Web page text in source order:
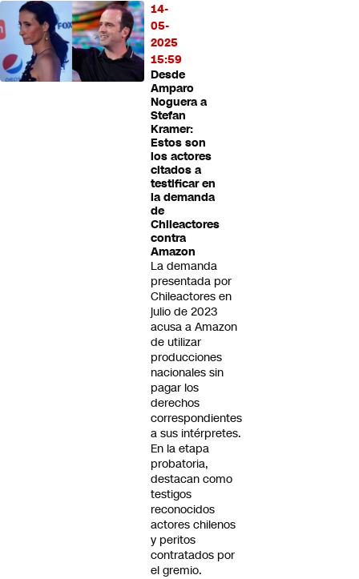
14-
05-
2025
15:59
Desde
Amparo
Noguera a
Stefan
Kramer:
Estos son
los actores
citados a
testificar en
la demanda
de
Chileactores
contra
Amazon
La demanda
presentada por
Chileactores en
julio de 2023
acusa a Amazon
de utilizar
producciones
nacionales sin
pagar los
derechos
correspondientes
a sus intérpretes.
En la etapa
probatoria,
destacan como
testigos
reconocidos
actores chilenos
y peritos
contratados por
el gremio.